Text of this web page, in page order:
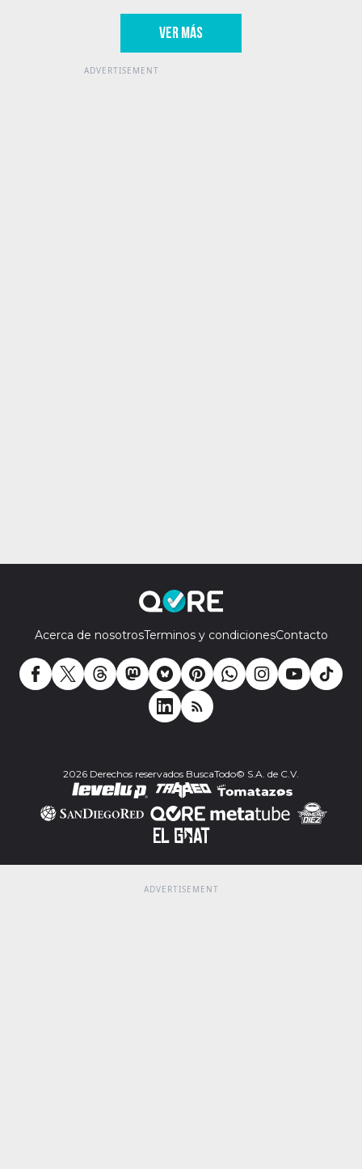
VER MÁS
Acerca de nosotrosTerminos y condicionesContacto
2026 Derechos reservados BuscaTodo© S.A. de C.V.